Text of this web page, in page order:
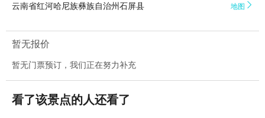
云南省红河哈尼族彝族自治州石屏县 地图 
暂无报价
暂无门票预订，我们正在努力补充
看了该景点的人还看了